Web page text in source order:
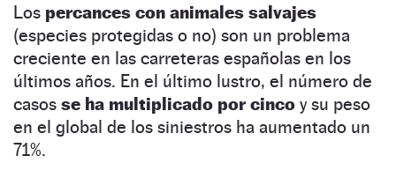
Los percances con animales salvajes
(especies protegidas o no) son un problema
creciente en las carreteras españolas en los
últimos años. En el último lustro, el número de
casos se ha multiplicado por cinco y su peso
en el global de los siniestros ha aumentado un
71%.